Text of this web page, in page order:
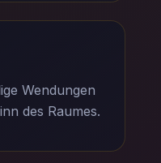
Wendungen
des Raumes.